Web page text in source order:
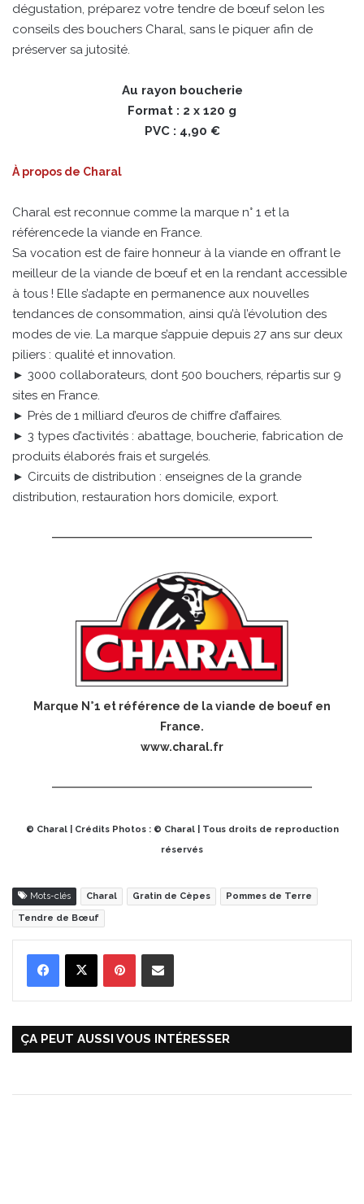
dégustation, préparez votre tendre de bœuf selon les
conseils des bouchers Charal, sans le piquer afin de
préserver sa jutosité.
Au rayon boucherie
Format : 2 x 120 g
PVC : 4,90 €
À propos de Charal
Charal est reconnue comme la marque n° 1 et la
référencede la viande en France.
Sa vocation est de faire honneur à la viande en offrant le
meilleur de la viande de bœuf et en la rendant accessible
à tous ! Elle s’adapte en permanence aux nouvelles
tendances de consommation, ainsi qu’à l’évolution des
modes de vie. La marque s’appuie depuis 27 ans sur deux
piliers : qualité et innovation.
► 3000 collaborateurs, dont 500 bouchers, répartis sur 9
sites en France.
► Près de 1 milliard d’euros de chiffre d’affaires.
► 3 types d’activités : abattage, boucherie, fabrication de
produits élaborés frais et surgelés.
► Circuits de distribution : enseignes de la grande
distribution, restauration hors domicile, export.
Marque N°1 et référence de la viande de boeuf en
France.
www.charal.fr
© Charal | Crédits Photos : © Charal | Tous droits de reproduction
réservés
Mots-clés Charal Gratin de Cèpes Pommes de Terre
Tendre de Bœuf
ÇA PEUT AUSSI VOUS INTÉRESSER